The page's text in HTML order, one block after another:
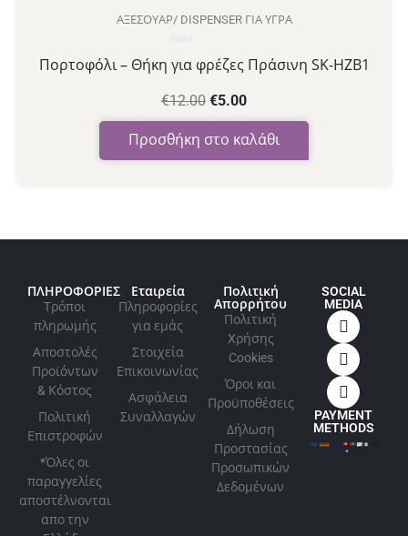
ΑΞΕΣΟΥΆΡ/ DISPENSER ΓΙΑ ΥΓΡΆ
Πορτοφόλι – Θήκη για φρέζες Πράσινη SK-HZB1
€12.00 €5.00
Προσθήκη στο καλάθι
Βαθμολογήθηκε
με
από
5
ΠΛΗΡΟΦΟΡΙΕΣ
Τρόποι
πληρωμής
Αποστολές
Προϊόντων
& Κόστος
Πολιτική
Επιστροφών
*Όλες οι
παραγγελίες
αποστέλνονται
απο την
Εταιρεία
Πληροφορίες
για εμάς
Στοιχεία
Επικοινωνίας
Ασφάλεια
Συναλλαγών
Πολιτική
Απορρήτου
Πολιτική
Xρήσης
Cookies
Όροι και
Προϋποθέσεις
Δήλωση
Προστασίας
Προσωπικών
Δεδομένων
SOCIAL
MEDIA
PAYMENT
METHODS